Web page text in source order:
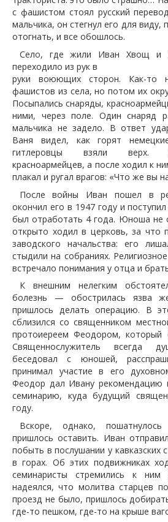
с фашистом стоял русский
мальчика, он стегнул его для
отогнать, и все обошлось.
Село, где жили Иван Хвощ и
переходило из рук в
руки воюющих сторон. Как-то
фашистов из села, но потом их
Посыпались снаряды,
ними, через поле. Один снаряд
мальчика не задело. В ответ
Ваня видел, как горят
гитлеровцы взяли верх.
красноармейцев, а после ходил к
плакал и ругал врагов: «Что же вы
После войны Иван пошел в
окончил его в 1947 году и
был отработать 4 года. Юноша не
открыто ходил в церковь, за что
заводского начальства: его
стыдили на собраниях.
встречало понимания у отца и
К внешним нелегким
болезнь — обострилась язва
пришлось делать операцию. В
сблизился со священником
протоиереем Феодором, который
Священнослужитель всегда
беседовал с юношей,
принимал участие в его
Феодор дал Ивану рекомендацию
семинарию, куда будущий
году.
Вскоре, однако,
пришлось оставить. Иван
побыть в послушании у кавказских
в горах. Об этих подвижниках
семинаристы стремились к
надеялся, что молитва старцев
проезд не было, пришлось
где-то пешком, где-то на крыше